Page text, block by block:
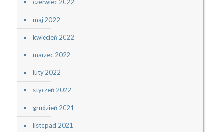
czerwiec 2022
maj 2022
kwiecień 2022
marzec 2022
luty 2022
styczeń 2022
grudzień 2021
listopad 2021